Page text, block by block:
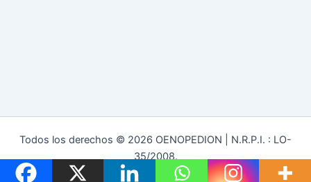
Todos los derechos © 2026 OENOPEDION | N.R.P.I. : LO-
35/2008.